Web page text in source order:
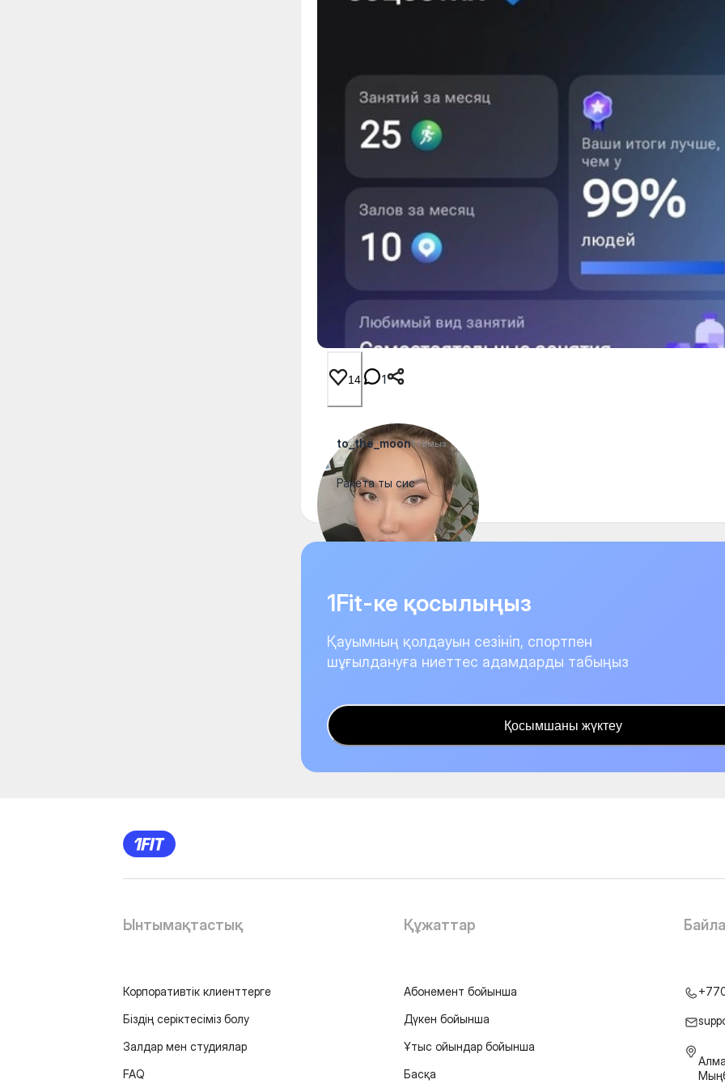
14 1
to_the_moon1 тамыз
Ракета ты сис
1Fit-ке қосылыңыз
Қауымның қолдауын сезініп, спортпен
шұғылдануға ниеттес адамдарды табыңыз
Қосымшаны жүктеу
Ынтымақтастық
Корпоративтік клиенттерге
Біздің серіктесіміз болу
Залдар мен студиялар
FAQ
Құжаттар
Абонемент бойынша
Дүкен бойынша
Ұтыс ойындар бойынша
Басқа